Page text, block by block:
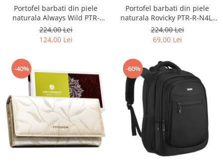
Portofel barbati din piele
naturala Always Wild PTR-
2900-BIC
224,00 Lei
124,00 Lei
Portofel barbati din piele
naturala Rovicky PTR-R-N4L-
GAT-8922 B+B
224,00 Lei
69,00 Lei
-40% -60%